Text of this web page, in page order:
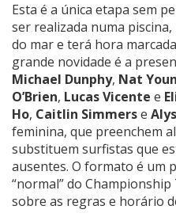
Esta é a única etapa sem
ser realizada numa
do mar e terá hora
grande novidade é a
Michael Dunphy, Nat
O’Brien, Lucas Vicente e
Ho, Caitlin Simmerse
feminina, que preenchem
substituem surfistas que
ausentes. O formato é um
“normal” do
sobre as regras e horário